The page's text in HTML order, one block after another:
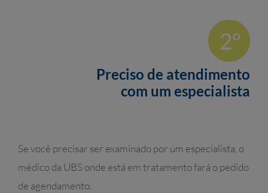
Preciso de atendimento
com um especialista
Se você precisar ser examinado por um especialista, o
médico da UBS onde está em tratamento fará o pedido
de agendamento.